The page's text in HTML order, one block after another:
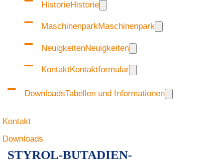
HistorieHistorie
MaschinenparkMaschinenpark
NeuigkeitenNeuigkeiten
KontaktKontaktformular
DownloadsTabellen und Informationen
Kontakt
Downloads
STYROL-BUTADIEN-